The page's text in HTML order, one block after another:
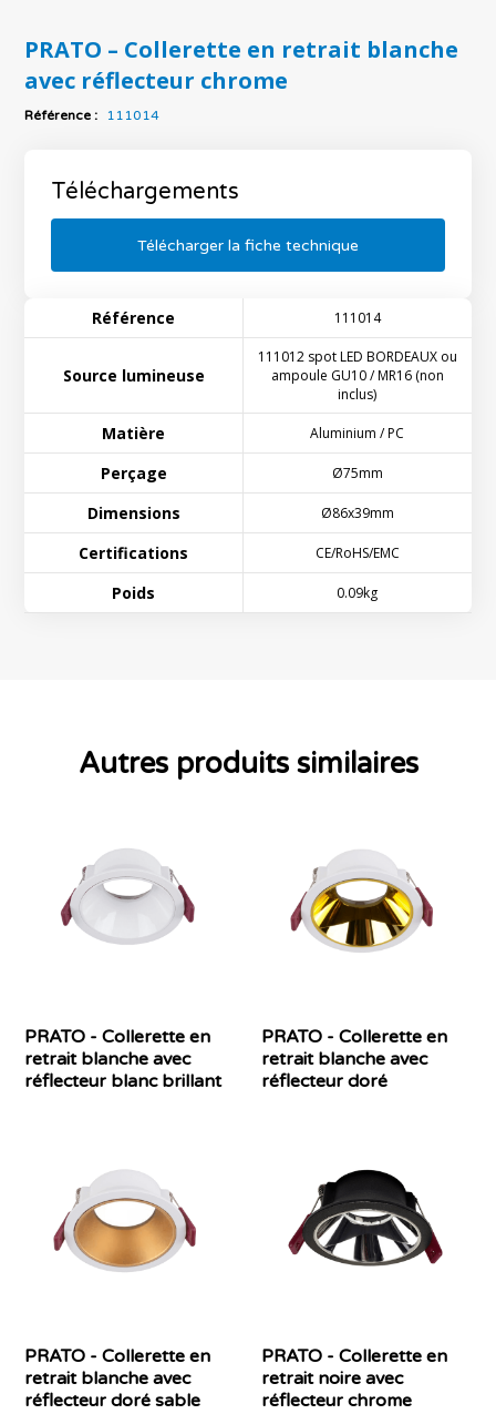
OXFORD - Ampoule LED GU10 COB 5W
Référence : 569019
OXFORD II - Ampoule LED GU10 SMD 8W
Référence : 569027 / 569028 / 569029
PERRIER - Spot LED 8W 3CCT pour
collerettes CAPRI et PRATO
Référence : 839005
PRATO – Collerette en retrait blanche
avec réflecteur chrome
Référence : 111014
Téléchargements
Télécharger la fiche technique
Référence 111014
Source lumineuse
111012 spot LED BORDEAUX ou
ampoule GU10 / MR16 (non
inclus)
Matière Aluminium / PC
Perçage Ø75mm
Dimensions Ø86x39mm
Certifications CE/RoHS/EMC
Poids 0.09kg
Autres produits similaires
PRATO - Collerette en
retrait blanche avec
réflecteur blanc brillant
PRATO - Collerette en
retrait blanche avec
réflecteur doré
PRATO - Collerette en
retrait blanche avec
réflecteur doré sable
PRATO - Collerette en
retrait noire avec
réflecteur chrome